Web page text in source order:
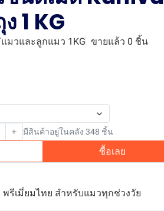
1 KG
มวและลูกแมว 1KG ขายแล้ว 0 ชิ้น
มีสินค้าอยู่ในคลัง 348 ชิ้น
ซื้อเลย
พรีเมี่ยมไทย สำหรับแมวทุกช่วงวัย